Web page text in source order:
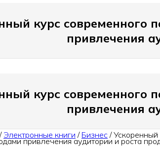
курс современного
привлечения
курс современного
привлечения
/ Электронные книги / Бизнес /
привлечения аудитории и роста